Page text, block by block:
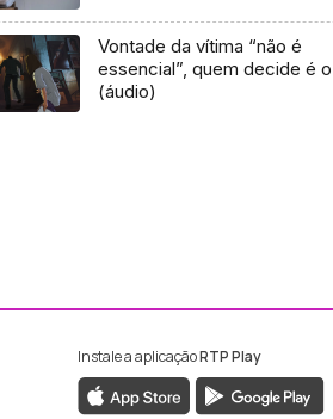
Vontade da vítima “não é
essencial”, quem decide é
(áudio)
da RTP Madeira
da RTP Madeira
Instale a aplicaçãoRTP Play